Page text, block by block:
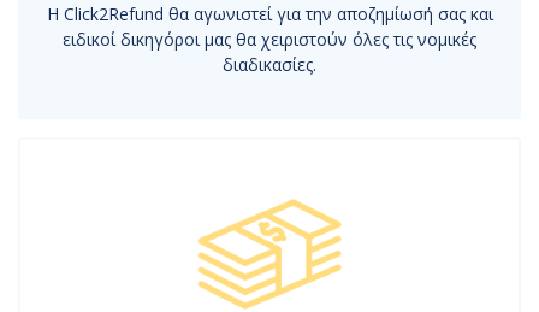
Η Click2Refund θα αγωνιστεί για την αποζημίωσή σας και
ειδικοί δικηγόροι μας θα χειριστούν όλες τις νομικές
διαδικασίες.